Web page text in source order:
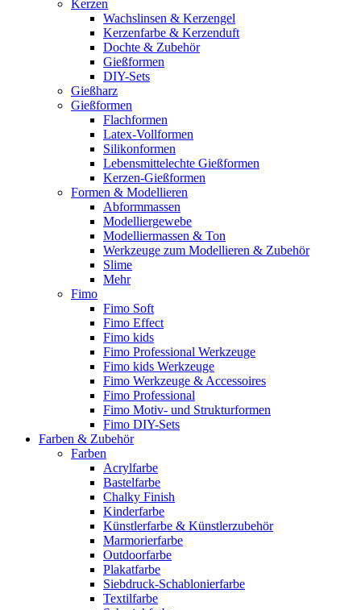
Kerzen
Wachslinsen & Kerzengel
Kerzenfarbe & Kerzenduft
Dochte & Zubehör
Gießformen
DIY-Sets
Gießharz
Gießformen
Flachformen
Latex-Vollformen
Silikonformen
Lebensmittelechte Gießformen
Kerzen-Gießformen
Formen & Modellieren
Abformmassen
Modelliergewebe
Modelliermassen & Ton
Werkzeuge zum Modellieren & Zubehör
Slime
Mehr
Fimo
Fimo Soft
Fimo Effect
Fimo kids
Fimo Professional Werkzeuge
Fimo kids Werkzeuge
Fimo Werkzeuge & Accessoires
Fimo Professional
Fimo Motiv- und Strukturformen
Fimo DIY-Sets
Farben & Zubehör
Farben
Acrylfarbe
Bastelfarbe
Chalky Finish
Kinderfarbe
Künstlerfarbe & Künstlerzubehör
Marmorierfarbe
Outdoorfarbe
Plakatfarbe
Siebdruck-Schablonierfarbe
Textilfarbe